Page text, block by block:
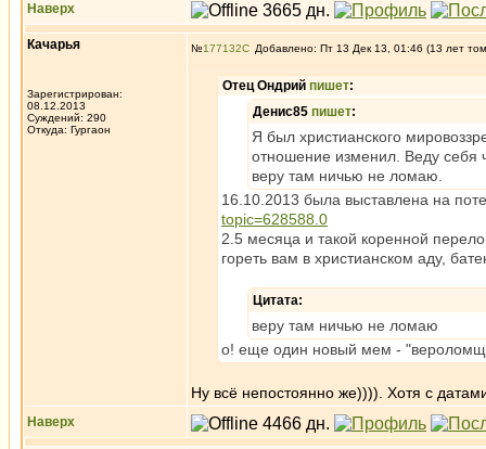
Наверх
Качарья
Зарегистрирован:
08.12.2013
Суждений: 290
Откуда: Гургаон
№177132 Добавлено: Пт 13 Дек 13, 01:46 (13 лет
Отец Ондрий пишет:
Денис85 пишет:
Я был христианского
отношение изменил. Веду себя
веру там ничью не ломаю.
16.10.2013 была выставлена на
topic=628588.0
2.5 месяца и такой коренной
гореть вам в христианском аду,
Цитата:
веру там ничью не ломаю
о! еще один новый мем -
Ну всё непостоянно же)))). Хотя с
Наверх